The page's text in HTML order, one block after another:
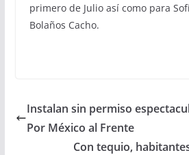
primero de Julio así como para
Bolaños Cacho.
Instalan sin permiso
Por México al Frente
Con tequio,